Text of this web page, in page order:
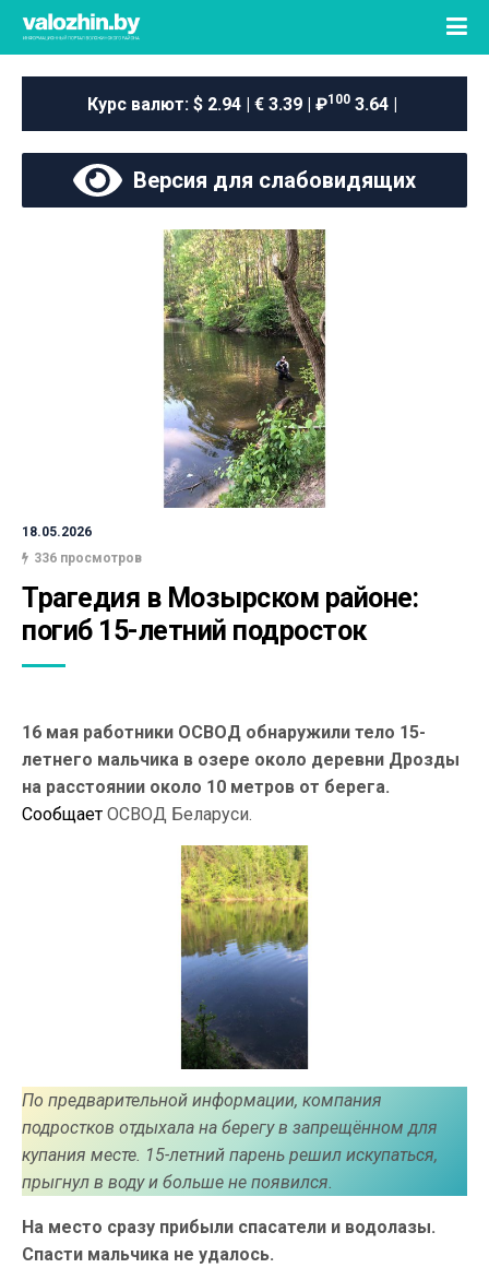
Курс валют: $ 2.94 | € 3.39 | ₽100 3.64 |
Версия для слабовидящих
18.05.2026
336 просмотров
Трагедия в Мозырском районе:
погиб 15-летний подросток
16 мая работники ОСВОД обнаружили тело 15-
летнего мальчика в озере около деревни Дрозды
на расстоянии около 10 метров от берега.
Сообщает ОСВОД Беларуси.
По предварительной информации, компания
подростков отдыхала на берегу в запрещённом для
купания месте. 15-летний парень решил искупаться,
прыгнул в воду и больше не появился.
На место сразу прибыли спасатели и водолазы.
Спасти мальчика не удалось.